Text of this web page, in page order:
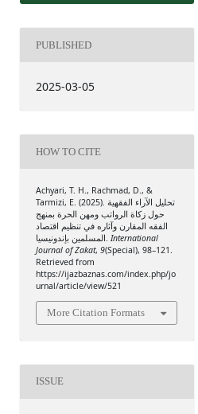
PUBLISHED
2025-03-05
HOW TO CITE
Achyari, T. H., Rachmad, D., &
Tarmizi, E. (2025). تحليل الآراء الفقهية
حول زكاة الرواتب ومهن الحرة بمنهج
الفقه المقارن وآثاره في تنظيم اقتصاد
المسلمين بإندونيسيا. International
Journal of Zakat, 9(Special), 98–121.
Retrieved from
https://ijazbaznas.com/index.php/jo
urnal/article/view/521
More Citation Formats
ISSUE